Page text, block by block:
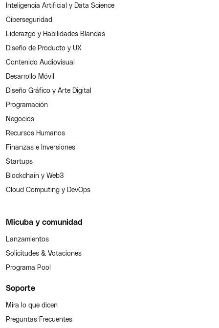
Inteligencia Artificial y Data Science
Ciberseguridad
Liderazgo y Habilidades Blandas
Diseño de Producto y UX
Contenido Audiovisual
Desarrollo Móvil
Diseño Gráfico y Arte Digital
Programación
Negocios
Recursos Humanos
Finanzas e Inversiones
Startups
Blockchain y Web3
Cloud Computing y DevOps
Micuba y comunidad
Lanzamientos
Solicitudes & Votaciones
Programa Pool
Soporte
Mira lo que dicen
Preguntas Frecuentes